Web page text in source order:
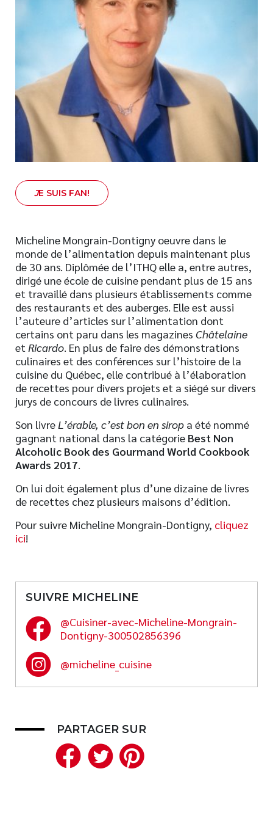
Meilleurs vendeurs
Page vedette
AUTEURS
À PROPOS
JE SUIS FAN!
Micheline Mongrain-Dontigny oeuvre dans le
monde de l’alimentation depuis maintenant plus
de 30 ans. Diplômée de l’ITHQ elle a, entre autres,
dirigé une école de cuisine pendant plus de 15 ans
et travaillé dans plusieurs établissements comme
des restaurants et des auberges. Elle est aussi
l’auteure d’articles sur l’alimentation dont
certains ont paru dans les magazines Châtelaine
et Ricardo. En plus de faire des démonstrations
culinaires et des conférences sur l’histoire de la
cuisine du Québec, elle contribué à l’élaboration
de recettes pour divers projets et a siégé sur divers
jurys de concours de livres culinaires.
Son livre L’érable, c’est bon en sirop a été nommé
gagnant national dans la catégorie Best Non
Alcoholic Book des Gourmand World Cookbook
Awards 2017.
On lui doit également plus d’une dizaine de livres
de recettes chez plusieurs maisons d’édition.
Pour suivre Micheline Mongrain-Dontigny, cliquez
ici!
SUIVRE MICHELINE
@Cuisiner-avec-Micheline-Mongrain-
Dontigny-300502856396
@micheline_cuisine
PARTAGER SUR
Facebook
Twitter